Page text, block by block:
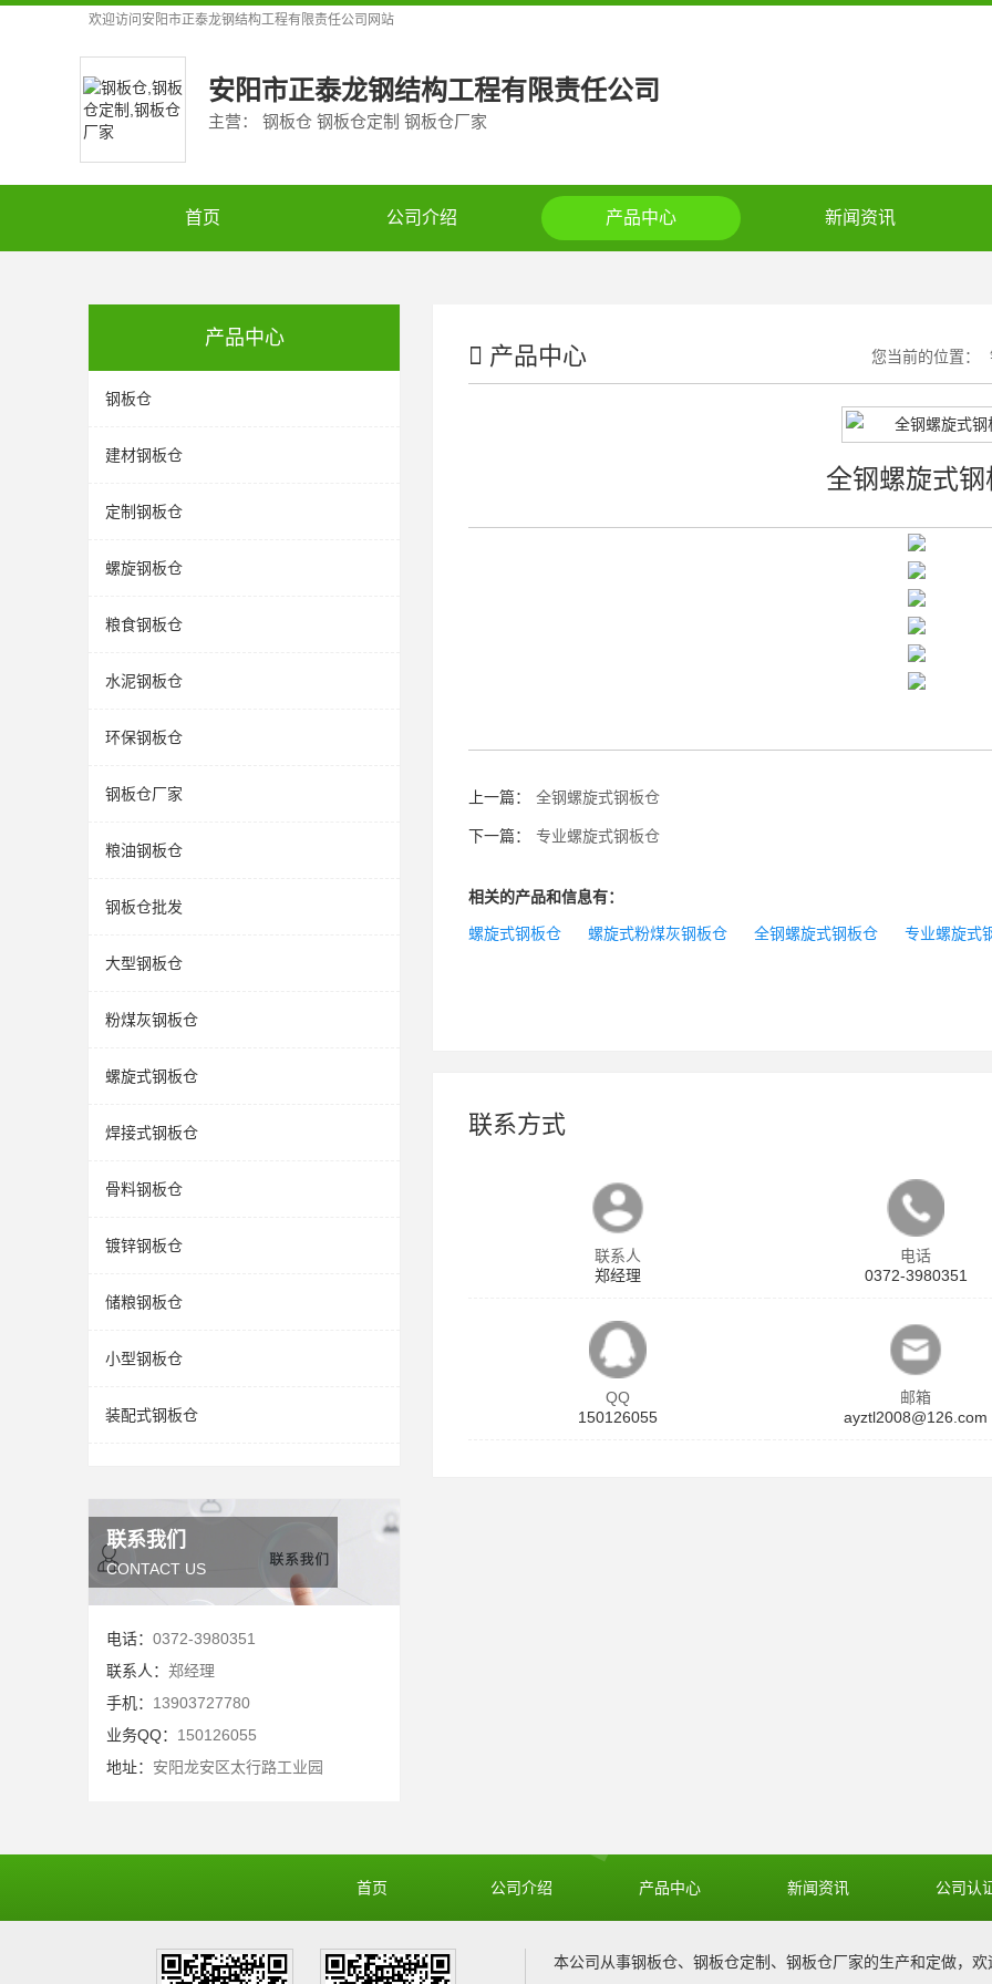
欢迎访问 安阳市正泰龙钢结构工程有限责任公司 网站
安阳市正泰龙钢结构工程有限责任公司
主营： 钢板仓 钢板仓定制 钢板仓厂家
首页 公司介绍 产品中心 新闻资讯
产品中心
钢板仓
建材钢板仓
定制钢板仓
螺旋钢板仓
粮食钢板仓
水泥钢板仓
环保钢板仓
钢板仓厂家
粮油钢板仓
钢板仓批发
大型钢板仓
粉煤灰钢板仓
螺旋式钢板仓
焊接式钢板仓
骨料钢板仓
镀锌钢板仓
储粮钢板仓
小型钢板仓
装配式钢板仓
联系我们
CONTACT US
电话： 0372-3980351
联系人： 郑经理
手机： 13903727780
业务QQ： 150126055
地址： 安阳龙安区太行路工业园
产品中心 您当前的位置：
全钢螺旋式钢
上一篇： 全钢螺旋式钢板仓
下一篇： 专业螺旋式钢板仓
相关的产品和信息有：
螺旋式钢板仓 螺旋式粉煤灰钢板仓 全钢螺旋式钢板仓 专业螺旋式
联系方式
联系人
郑经理
电话
0372-3980351
QQ
150126055
邮箱
ayztl2008@126.com
首页 公司介绍 产品中心 新闻资讯 公司认
本公司从事钢板仓、 钢板仓定制 、 钢板仓厂家的生产和定做，